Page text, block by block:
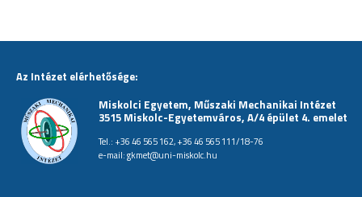
Az Intézet elérhetősége:
Miskolci Egyetem, Műszaki Mechanikai Intézet
3515 Miskolc-Egyetemváros, A/4 épület 4. emelet
Tel.: +36 46 565 162, +36 46 565 111/18-76
e-mail:gkmet@uni-miskolc.hu